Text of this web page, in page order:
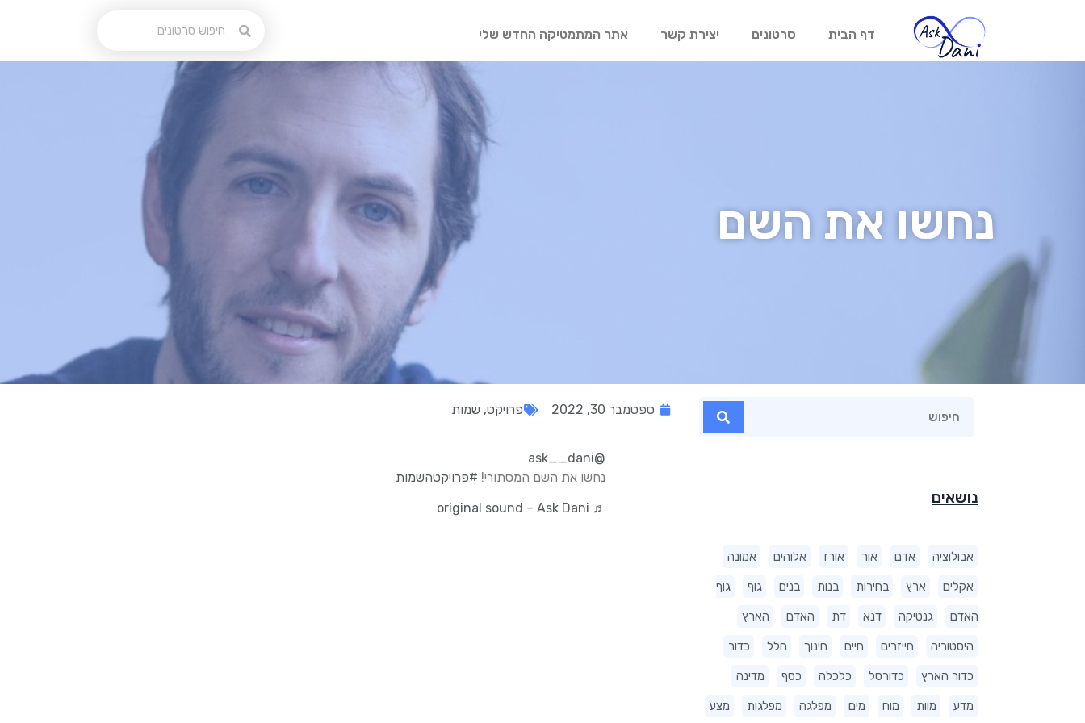
דף הבית סרטונים יצירת קשר אתר המתמטיקה החדש שלי
נחשו את השם
נושאים
אבולוציה אדם אור אורז אלוהים אמונה
אקלים ארץ בחירות בנות בנים גוף גוף
האדם גנטיקה דנא דת האדם הארץ
היסטוריה חייזרים חיים חינוך חלל כדור
כדור הארץ כדורסל כלכלה כסף מדינה
מדע מוות מוח מים מפלגה מפלגות מצע
ספטמבר 30, 2022 פרויקט, שמות
@ask__dani
נחשו את השם המסתורי! #פרויקטהשמות
♬ original sound – Ask Dani